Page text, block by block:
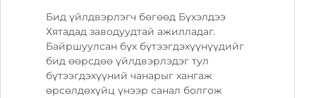
Бид үйлдвэрлэгч бөгөөд Бүхэлдээ
Хятадад заводуудтай ажилладаг.
Байршуулсан бүх бүтээгдэхүүнүүдийг
бид өөрсдөө үйлдвэрлэдэг тул
бүтээгдэхүүний чанарыг хангаж
өрсөлдөхүйц үнээр санал болгож